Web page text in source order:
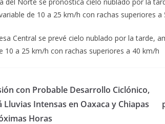
de 10 a 25 km/h con rachas superiores a
Central se prevé cielo nublado por la tarde,
10 a 25 km/h con rachas superiores a 40 km/h
con Probable Desarrollo Ciclónico,
Lluvias Intensas en Oaxaca y Chiapas
Horas